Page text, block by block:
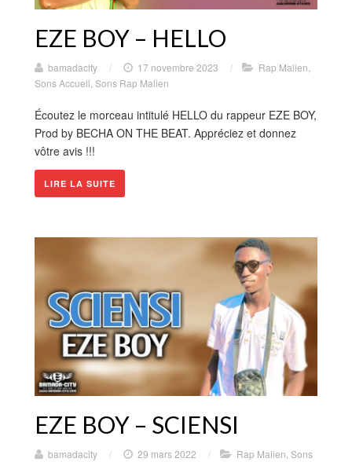
EZE BOY – HELLO
bamadacity / 17 novembre 2023 / Rap Malien
Sons Accueil Sons Rap Malien
Écoutez le morceau intitulé HELLO du rappeur EZE BOY,
Prod by BECHA ON THE BEAT. Appréciez et donnez
vôtre avis !!!
LIRE LA SUITE
EZE BOY – SCIENSI
bamadacity / 29 mars 2022 / Rap Malien Sons